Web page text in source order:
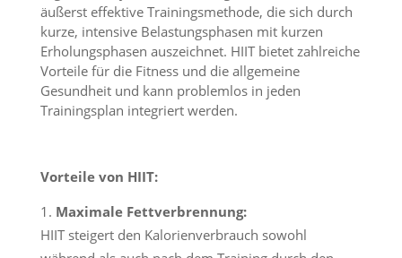
äußerst effektive Trainingsmethode, die sich durch
kurze, intensive Belastungsphasen mit kurzen
Erholungsphasen auszeichnet. HIIT bietet zahlreiche
Vorteile für die Fitness und die allgemeine
Gesundheit und kann problemlos in jeden
Trainingsplan integriert werden.
Vorteile von HIIT:
Maximale Fettverbrennung:
HIIT steigert den Kalorienverbrauch sowohl